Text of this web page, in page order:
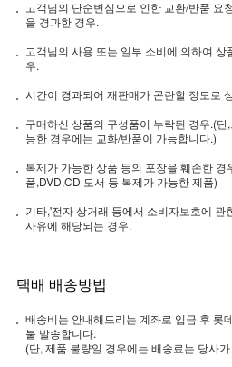
고객님의 단순변심으로 인한 교환/반품 요
을 경과한 경우.
고객님의 사용 또는 일부 소비에 의하여
우.
시간이 경과되어 재판매가 곤란할 정도로
구매하신 상품의 구성품이 누락된 경우.(
능한 경우에는 교화/반품이 가능합니다.)
복제가 가능한 상품 등의 포장을 훼손한 경
품,DVD,CD 도서 등 복제가 가능한 제품)
기타,'전자 상거래 등에서 소비자보호에 관
사유에 해당되는 경우.
택배 배송방법
배송비는 안내해드리는 계좌로 입금 후 롯
불 발송합니다.
(단, 제품 불량일 경우에는 배송료는 당사